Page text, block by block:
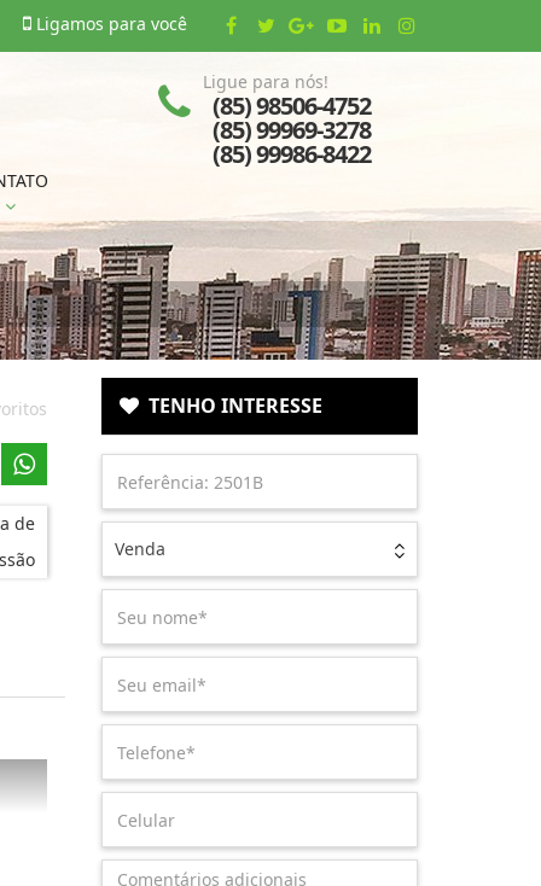
Ligamos para você
Ligue para nós!
(85) 98506-4752
(85) 99969-3278
(85) 99986-8422
de
TENHO INTERESSE
Venda